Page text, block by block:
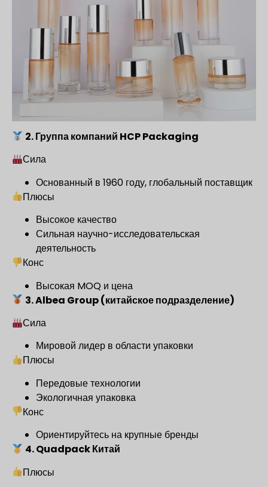
2. Группа компаний HCP Packaging
Сила
Основанный в 1960 году, глобальный поставщик
Плюсы
Высокое качество
Сильная научно-исследовательская
деятельность
Конс
Высокая MOQ и цена
3. Albea Group (китайское подразделение)
Сила
Мировой лидер в области упаковки
Плюсы
Передовые технологии
Экологичная упаковка
Конс
Ориентируйтесь на крупные бренды
4. Quadpack Китай
Плюсы